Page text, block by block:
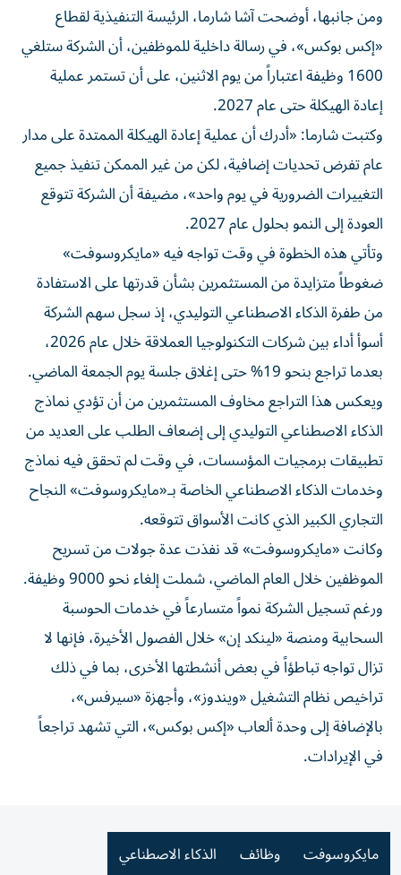
ومن جانبها، أوضحت آشا شارما، الرئيسة التنفيذية لقطاع
«إكس بوكس»، في رسالة داخلية للموظفين، أن الشركة ستلغي
1600 وظيفة اعتباراً من يوم الاثنين، على أن تستمر عملية
إعادة الهيكلة حتى عام 2027.
وكتبت شارما: «أدرك أن عملية إعادة الهيكلة الممتدة على مدار
عام تفرض تحديات إضافية، لكن من غير الممكن تنفيذ جميع
التغييرات الضرورية في يوم واحد»، مضيفة أن الشركة تتوقع
العودة إلى النمو بحلول عام 2027.
وتأتي هذه الخطوة في وقت تواجه فيه «مايكروسوفت»
ضغوطاً متزايدة من المستثمرين بشأن قدرتها على الاستفادة
من طفرة الذكاء الاصطناعي التوليدي، إذ سجل سهم الشركة
أسوأ أداء بين شركات التكنولوجيا العملاقة خلال عام 2026،
بعدما تراجع بنحو 19% حتى إغلاق جلسة يوم الجمعة الماضي.
ويعكس هذا التراجع مخاوف المستثمرين من أن تؤدي نماذج
الذكاء الاصطناعي التوليدي إلى إضعاف الطلب على العديد من
تطبيقات برمجيات المؤسسات، في وقت لم تحقق فيه نماذج
وخدمات الذكاء الاصطناعي الخاصة بـ«مايكروسوفت» النجاح
التجاري الكبير الذي كانت الأسواق تتوقعه.
وكانت «مايكروسوفت» قد نفذت عدة جولات من تسريح
الموظفين خلال العام الماضي، شملت إلغاء نحو 9000 وظيفة.
ورغم تسجيل الشركة نمواً متسارعاً في خدمات الحوسبة
السحابية ومنصة «لينكد إن» خلال الفصول الأخيرة، فإنها لا
تزال تواجه تباطؤاً في بعض أنشطتها الأخرى، بما في ذلك
تراخيص نظام التشغيل «ويندوز»، وأجهزة «سيرفس»،
بالإضافة إلى وحدة ألعاب «إكس بوكس»، التي تشهد تراجعاً
في الإيرادات.
مايكروسوفت وظائف الذكاء الاصطناعي